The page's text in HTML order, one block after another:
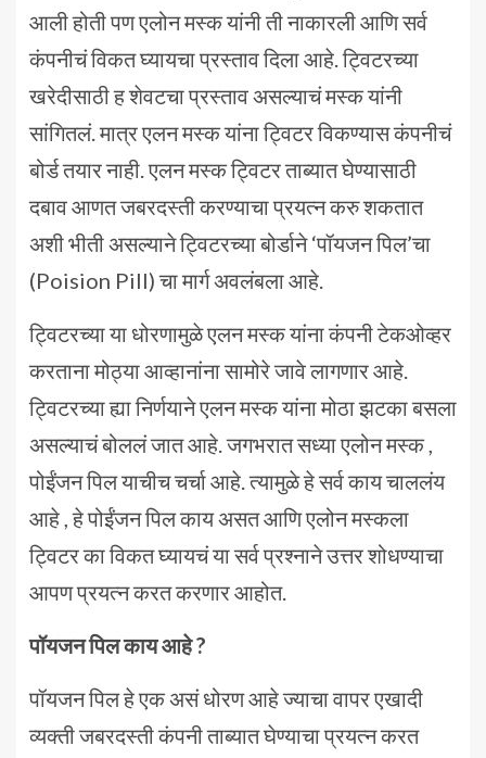
आली होती पण एलोन मस्क यांनी ती नाकारली आणि सर्व
कंपनीचं विकत घ्यायचा प्रस्ताव दिला आहे. ट्विटरच्या
खरेदीसाठी ह शेवटचा प्रस्ताव असल्याचं मस्क यांनी
सांगितलं. मात्र एलन मस्क यांना ट्विटर विकण्यास कंपनीचं
बोर्ड तयार नाही. एलन मस्क ट्विटर ताब्यात घेण्यासाठी
दबाव आणत जबरदस्ती करण्याचा प्रयत्न करु शकतात
अशी भीती असल्याने ट्विटरच्या बोर्डाने ‘पॉयजन पिल’चा
(Poision Pill) चा मार्ग अवलंबला आहे.
ट्विटरच्या या धोरणामुळे एलन मस्क यांना कंपनी टेकओव्हर
करताना मोठ्या आव्हानांना सामोरे जावे लागणार आहे.
ट्विटरच्या ह्या निर्णयाने एलन मस्क यांना मोठा झटका बसला
असल्याचं बोललं जात आहे. जगभरात सध्या एलोन मस्क ,
पोईंजन पिल याचीच चर्चा आहे. त्यामुळे हे सर्व काय चाललंय
आहे , हे पोईंजन पिल काय असत आणि एलोन मस्कला
ट्विटर का विकत घ्यायचं या सर्व प्रश्नाने उत्तर शोधण्याचा
आपण प्रयत्न करत करणार आहोत.
पॉयजन पिल काय आहे ?
पॉयजन पिल हे एक असं धोरण आहे ज्याचा वापर एखादी
व्यक्ती जबरदस्ती कंपनी ताब्यात घेण्याचा प्रयत्न करत